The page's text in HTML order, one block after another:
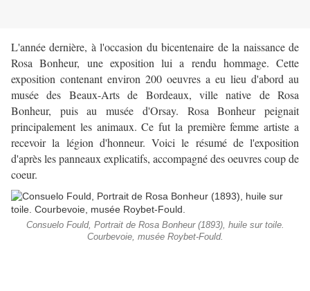
L'année dernière, à l'occasion du bicentenaire de la naissance de
Rosa Bonheur, une exposition lui a rendu hommage. Cette
exposition contenant environ 200 oeuvres a eu lieu d'abord au
musée des Beaux-Arts de Bordeaux, ville native de Rosa
Bonheur, puis au musée d'Orsay. Rosa Bonheur peignait
principalement les animaux. Ce fut la première femme artiste a
recevoir la légion d'honneur. Voici le résumé de l'exposition
d'après les panneaux explicatifs, accompagné des oeuvres coup de
coeur.
Consuelo Fould, Portrait de Rosa Bonheur (1893), huile sur toile.
Courbevoie, musée Roybet-Fould.